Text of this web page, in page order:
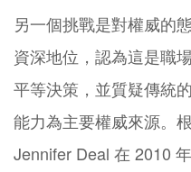
另一個挑戰是對權威的
資深地位，認為這是職
平等決策，並質疑傳統
能力為主要權威來源。
Jennifer Deal 在 2010